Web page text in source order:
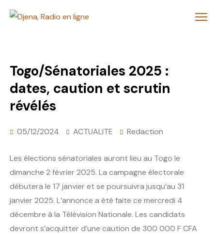
Togo/Sénatoriales 2025 :
dates, caution et scrutin
révélés
05/12/2024 ACTUALITE Redaction
Les élections sénatoriales auront lieu au Togo le
dimanche 2 février 2025. La campagne électorale
débutera le 17 janvier et se poursuivra jusqu’au 31
janvier 2025. L’annonce a été faite ce mercredi 4
décembre à la Télévision Nationale. Les candidats
devront s’acquitter d’une caution de 300 000 F CFA